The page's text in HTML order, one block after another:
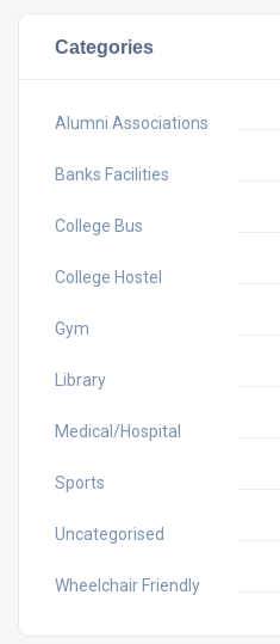
Categories
Alumni Associations
Banks Facilities
College Bus
College Hostel
Gym
Library
Medical/Hospital
Sports
Uncategorised
Wheelchair Friendly